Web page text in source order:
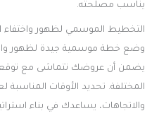
يناسب مصلحته.
التخطيط الموسمي لظهور واختفاء
وضع خطة موسمية جيدة لظهور
يضمن أن عروضك تتماشى مع
المختلفة. تحديد الأوقات
والاتجاهات، يساعدك في بناء